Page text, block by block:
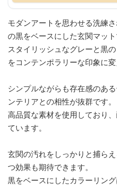
モダンアートを思わせる洗練
の黒をベースにした玄関マット
スタイリッシュなグレーと黒
をコンテンポラリーな印象に変
シンプルながらも存在感のあ
ンテリアとの相性が抜群です。
高品質な素材を使用しており
ています。
玄関の汚れをしっかりと捕ら
つ効果も期待できます。
黒をベースにしたカラーリン